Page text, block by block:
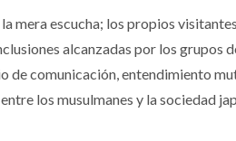
mera escucha; los propios
alcanzadas por los grupos
de comunicación, entendimiento
los musulmanes y la sociedad